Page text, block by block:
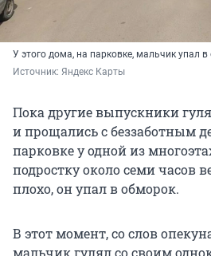
У этого дома, на парковке, мальчик упал
Источник: Яндекс Карты
Пока другие выпускники
и прощались с беззаботным
парковке у одной из
подростку около семи часов
плохо, он упал в обморок.
В этот момент, со слов
мальчик гулял со своим